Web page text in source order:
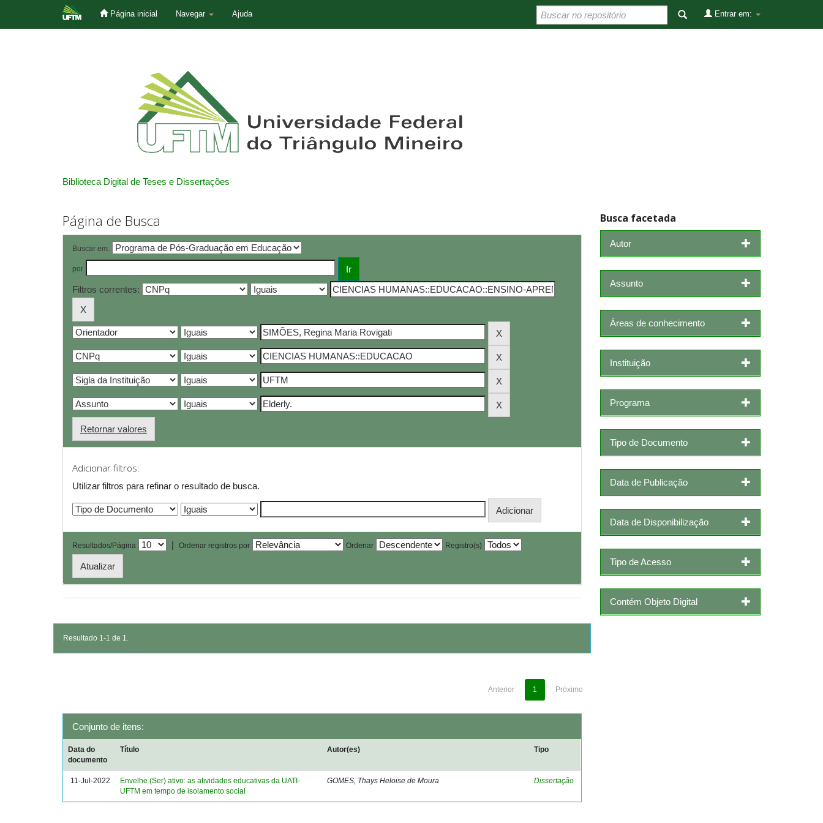
Página inicial Navegar Ajuda Entrar em:
Biblioteca Digital de Teses e Dissertações
Página de Busca
Buscar em:
por
Filtros correntes:
Retornar valores
Adicionar filtros:
Utilizar filtros para refinar o resultado de busca.
Resultados/Página | Ordenar registros por Ordenar Registro(s)
Resultado 1-1 de 1.
Anterior 1 Próximo
Conjunto de itens:
Data do
documento
Título Autor(es) Tipo
11-Jul-2022
Envelhe (Ser) ativo: as atividades educativas da UATI-
UFTM em tempo de isolamento social
GOMES, Thays Heloise de Moura Dissertação
Busca facetada
Autor
Assunto
Áreas de conhecimento
Instituição
Programa
Tipo de Documento
Data de Publicação
Data de Disponibilização
Tipo de Acesso
Contém Objeto Digital